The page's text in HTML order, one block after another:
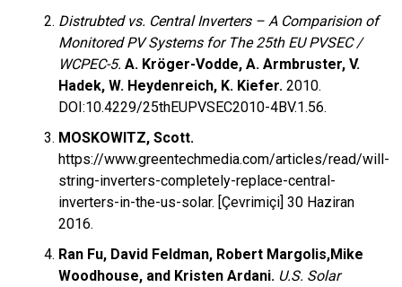
Distrubted vs. Central Inverters – A Comparision of
Monitored PV Systems for The 25th EU PVSEC /
WCPEC-5. A. Kröger-Vodde, A. Armbruster, V.
Hadek, W. Heydenreich, K. Kiefer. 2010.
DOI:10.4229/25thEUPVSEC2010-4BV.1.56.
MOSKOWITZ, Scott.
https://www.greentechmedia.com/articles/read/will-
string-inverters-completely-replace-central-
inverters-in-the-us-solar. [Çevrimiçi] 30 Haziran
2016.
Ran Fu, David Feldman, Robert Margolis,Mike
Woodhouse, and Kristen Ardani. U.S. Solar